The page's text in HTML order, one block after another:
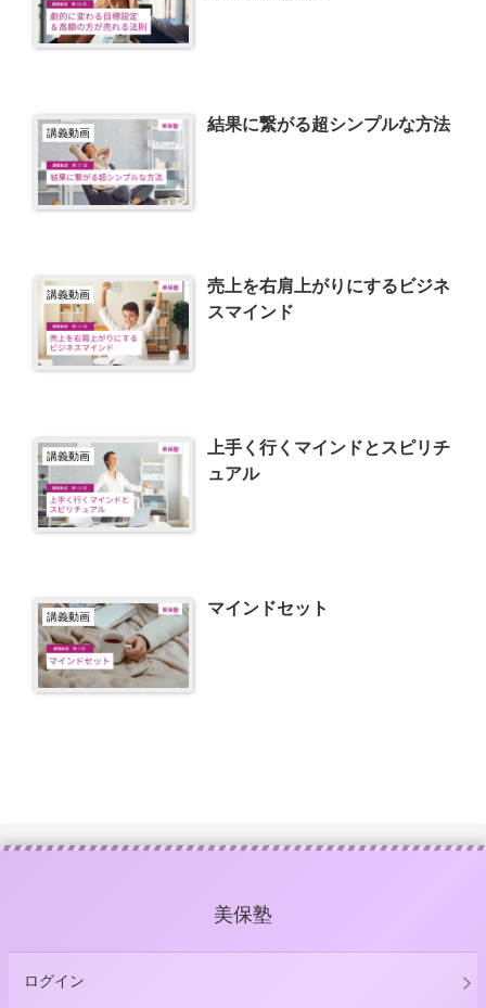
講義動画 結果に繋がる超シンプルな方法
講義動画
売上を右肩上がりにするビジネ
スマインド
講義動画
上手く行くマインドとスピリチ
ュアル
講義動画 マインドセット
美保塾
ログイン